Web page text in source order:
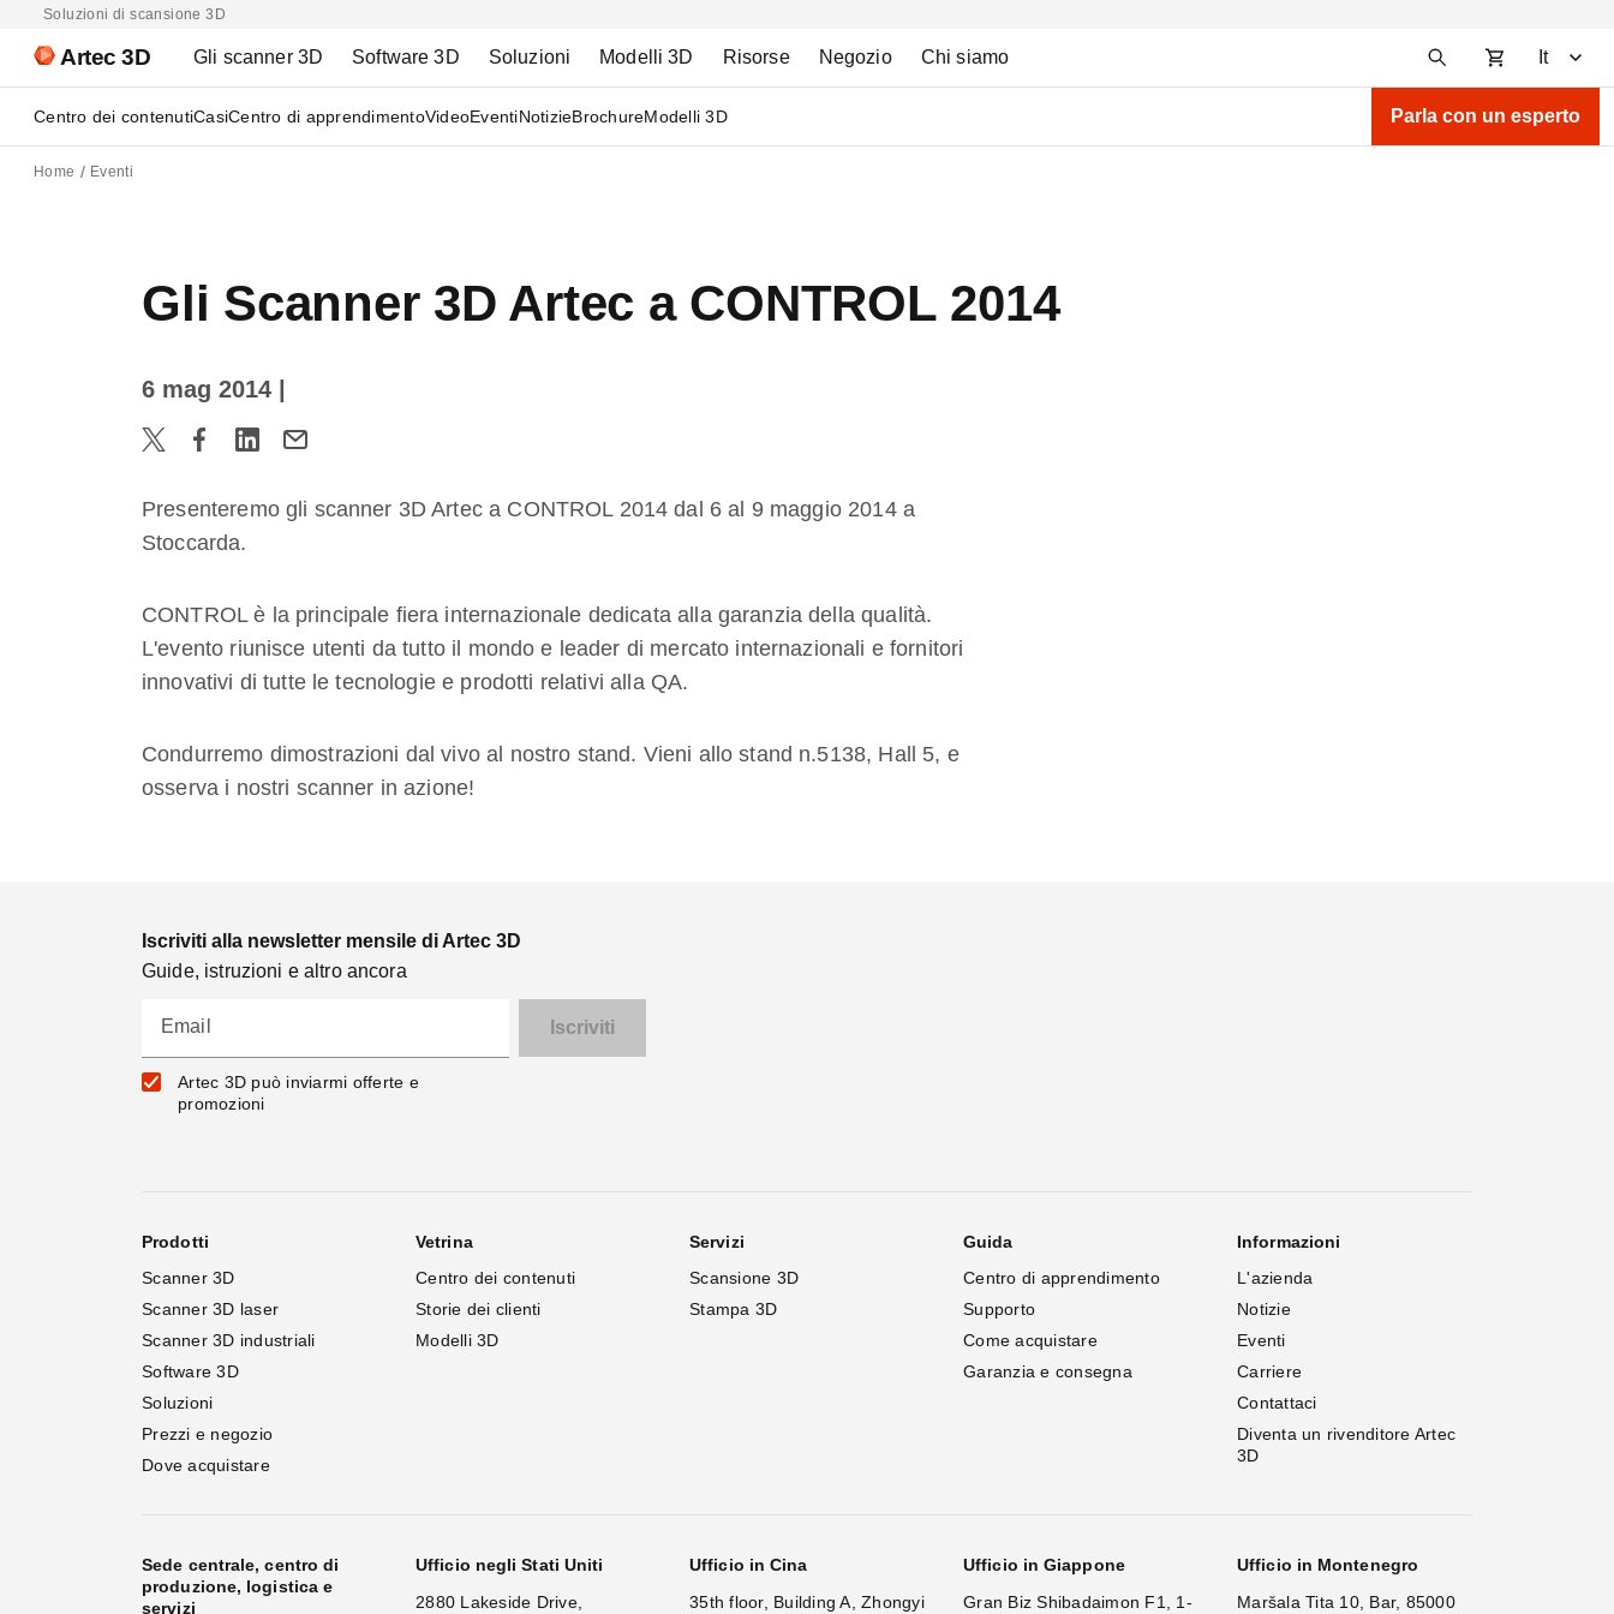
Soluzioni di scansione 3D
Artec 3D Gli scanner 3D Software 3D Soluzioni Modelli 3D Risorse Negozio Chi siamo It
Centro dei contenutiCasiCentro di apprendimentoVideoEventiNotizieBrochureModelli 3D Parla con un esperto
Home Eventi
Gli Scanner 3D Artec a CONTROL 2014
6 mag 2014
Presenteremo gli scanner 3D Artec a CONTROL 2014 dal 6 al 9 maggio 2014 a
Stoccarda.
CONTROL è la principale fiera internazionale dedicata alla garanzia della qualità.
L'evento riunisce utenti da tutto il mondo e leader di mercato internazionali e fornitori
innovativi di tutte le tecnologie e prodotti relativi alla QA.
Condurremo dimostrazioni dal vivo al nostro stand. Vieni allo stand n.5138, Hall 5, e
osserva i nostri scanner in azione!
Iscriviti alla newsletter mensile di Artec 3D
Guide, istruzioni e altro ancora
Email
Artec 3D può inviarmi offerte e
promozioni
Prodotti
Scanner 3D
Scanner 3D laser
Scanner 3D industriali
Software 3D
Soluzioni
Prezzi e negozio
Dove acquistare
Vetrina
Centro dei contenuti
Storie dei clienti
Modelli 3D
Servizi
Scansione 3D
Stampa 3D
Guida
Centro di apprendimento
Supporto
Come acquistare
Garanzia e consegna
Informazioni
L'azienda
Notizie
Eventi
Carriere
Contattaci
Diventa un rivenditore Artec
3D
Sede centrale, centro di
produzione, logistica e
servizi
Ufficio negli Stati Uniti
2880 Lakeside Drive,
Ufficio in Cina
35th floor, Building A, Zhongyi
Ufficio in Giappone
Gran Biz Shibadaimon F1, 1-
Ufficio in Montenegro
Maršala Tita 10, Bar, 85000